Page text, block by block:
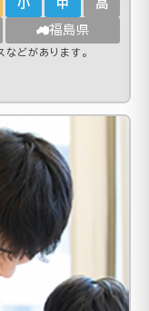
小 中 高
福島県
どがあります。